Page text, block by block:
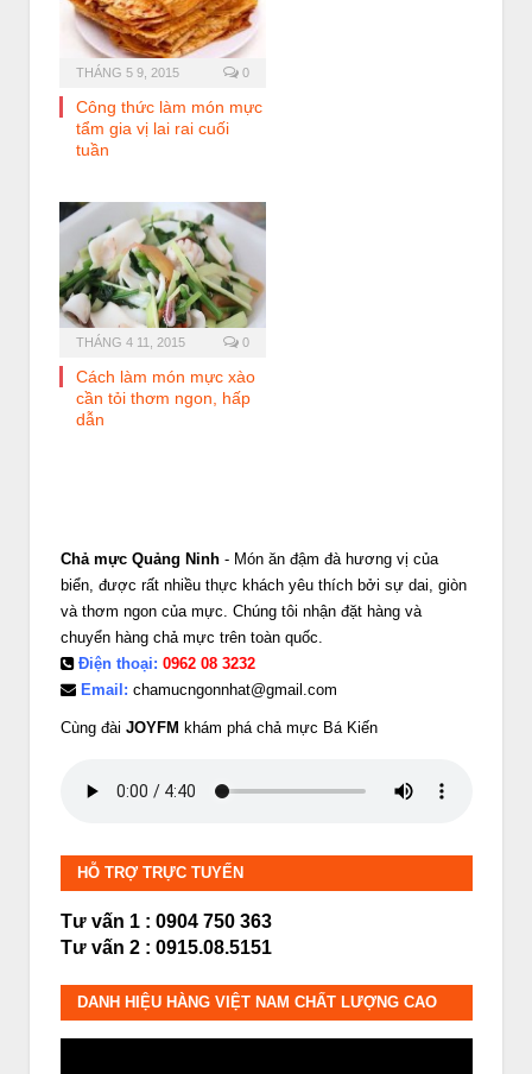
THÁNG 5 9, 2015 0
Công thức làm món mực
tẩm gia vị lai rai cuối
tuần
THÁNG 4 11, 2015 0
Cách làm món mực xào
cần tỏi thơm ngon, hấp
dẫn
Chả mực Quảng Ninh - Món ăn đậm đà hương vị của
biển, được rất nhiều thực khách yêu thích bởi sự dai, giòn
và thơm ngon của mực. Chúng tôi nhận đặt hàng và
chuyển hàng chả mực trên toàn quốc.
Điện thoại: 0962 08 3232
Email: chamucngonnhat@gmail.com
Cùng đài JOYFM khám phá chả mực Bá Kiến
HỖ TRỢ TRỰC TUYẾN
Tư vấn 1 : 0904 750 363
Tư vấn 2 : 0915.08.5151
DANH HIỆU HÀNG VIỆT NAM CHẤT LƯỢNG CAO